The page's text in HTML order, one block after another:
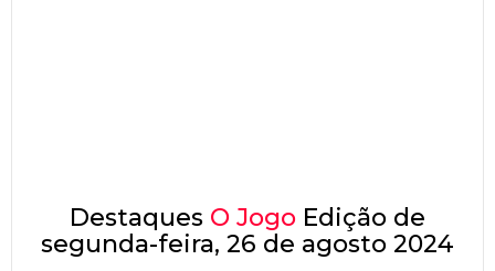
Destaques O Jogo Edição de
segunda-feira, 26 de agosto 2024